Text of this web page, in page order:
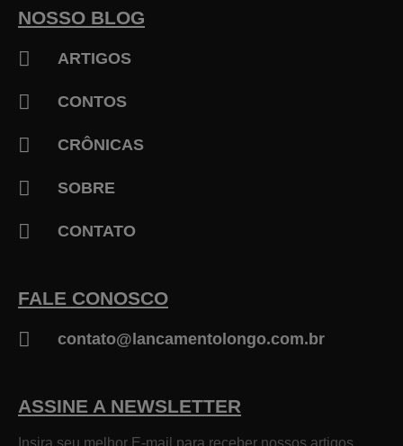
k
-
NOSSO BLOG
ARTIGOS
CONTOS
CRÔNICAS
SOBRE
CONTATO
FALE CONOSCO
contato@lancamentolongo.com.br
ASSINE A NEWSLETTER
Insira seu melhor E-mail para receber nossos artigos.